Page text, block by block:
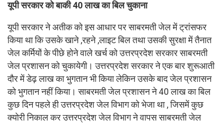
यूपी सरकार को बाकी 40 लाख का बिल चुकाना
यूपी सरकार ने अतीक को इस आधार पर साबरमती जेल में ट्रांसफर
किया था कि उसके खाने ,रहने ,लाइट बिल तथा उसकी सुरक्षा में तैनात
जेल कर्मियों के पीछे होने वाले खर्च को उत्तरप्रदेश सरकार साबरमती
जेल प्रशासन को चुकायेगी। उत्तरप्रदेश सरकार ने एक बार शुरूआती
दौर में डेढ़ लाख का भुगतान भी किया लेकिन उसके बाद जेल प्रशासन
को भुगतान नहीं किया। साबरमती जेल प्रशासन ने 40 लाख का बिल
कुछ दिन पहले ही उत्तरप्रदेश जेल विभाग को भेजा था , जिसमें कुछ
क्योरी निकाल कर उत्तरप्रदेश जेल विभाग ने वापस साबरमती जेल